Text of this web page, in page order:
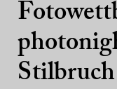
Stilbruch